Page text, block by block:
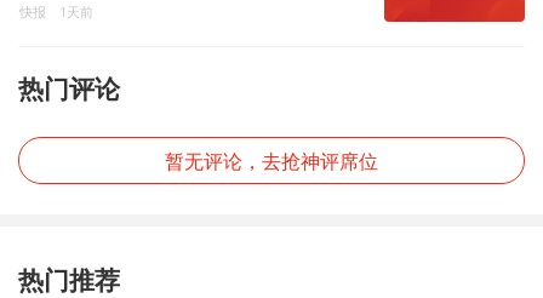
快报 1天前
热门评论
暂无评论，去抢神评席位
热门推荐